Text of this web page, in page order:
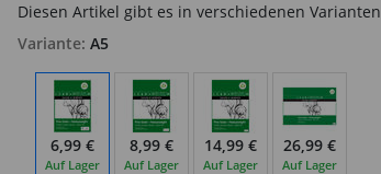
Diesen Artikel gibt es in verschiedenen
Variante: A5
6,99 €
Auf Lager
8,99 €
Auf Lager
14,99 €
Auf Lager
26,99 €
Auf Lager